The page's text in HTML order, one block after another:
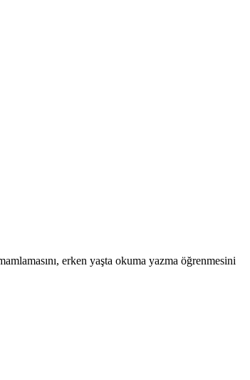
erken yaşta okuma yazma öğrenmesini